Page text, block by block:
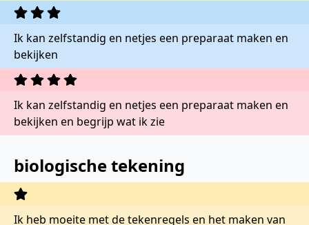
Ik kan zelfstandig en netjes een preparaat maken en
bekijken
Ik kan zelfstandig en netjes een preparaat maken en
bekijken en begrijp wat ik zie
biologische tekening
Ik heb moeite met de tekenregels en het maken van